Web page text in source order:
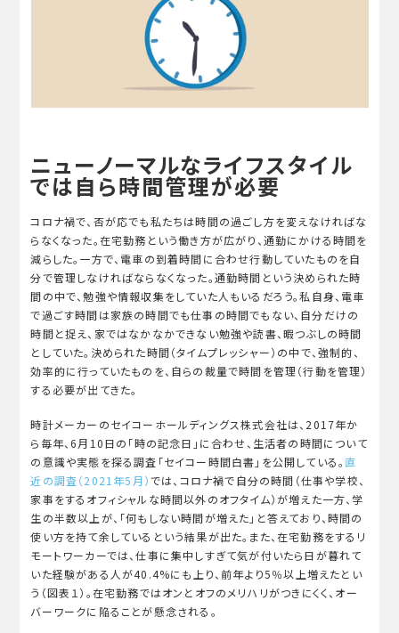
ニューノーマルなライフスタイル
では自ら時間管理が必要
コロナ禍で、否が応でも私たちは時間の過ごし方を変えなければな
らなくなった。在宅勤務という働き方が広がり、通勤にかける時間を
減らした。一方で、電車の到着時間に合わせ行動していたものを自
分で管理しなければならなくなった。通勤時間という決められた時
間の中で、勉強や情報収集をしていた人もいるだろう。私自身、電車
で過ごす時間は家族の時間でも仕事の時間でもない、自分だけの
時間と捉え、家ではなかなかできない勉強や読書、暇つぶしの時間
としていた。決められた時間（タイムプレッシャー）の中で、強制的、
効率的に行っていたものを、自らの裁量で時間を管理（行動を管理）
する必要が出てきた。
時計メーカーのセイコーホールディングス株式会社は、2017年か
ら毎年、6月10日の「時の記念日」に合わせ、生活者の時間について
の意識や実態を探る調査「セイコー時間白書」を公開している。 直
近の調査（2021 年5月）では、コロナ禍で自分の時間（仕事や学校、
家事をするオフィシャルな時間以外のオフタイム）が増えた一方、学
生の半数以上が、「何もしない時間が増えた」と答えており、時間の
使い方を持て余しているという結果が出た。また、在宅勤務をするリ
モートワーカーでは、仕事に集中しすぎて気が付いたら日が暮れて
いた経験がある人が40.4%にも上り、前年より5％以上増えたとい
う（図表１）。在宅勤務ではオンとオフのメリハリがつきにくく、オー
バーワークに陥ることが懸念される。